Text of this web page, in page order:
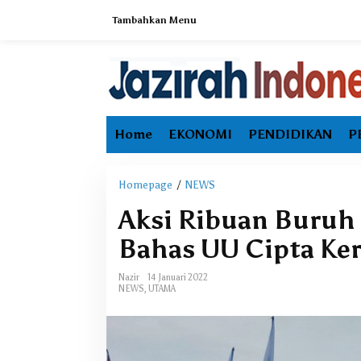
Tambahkan Menu
Home EKONOMI PENDIDIKAN
Homepage / NEWS
s
R
a
Aksi Ribuan Buruh
Bahas UU Cipta
Nazir
14 Januari 2022
NEWS, UTAMA